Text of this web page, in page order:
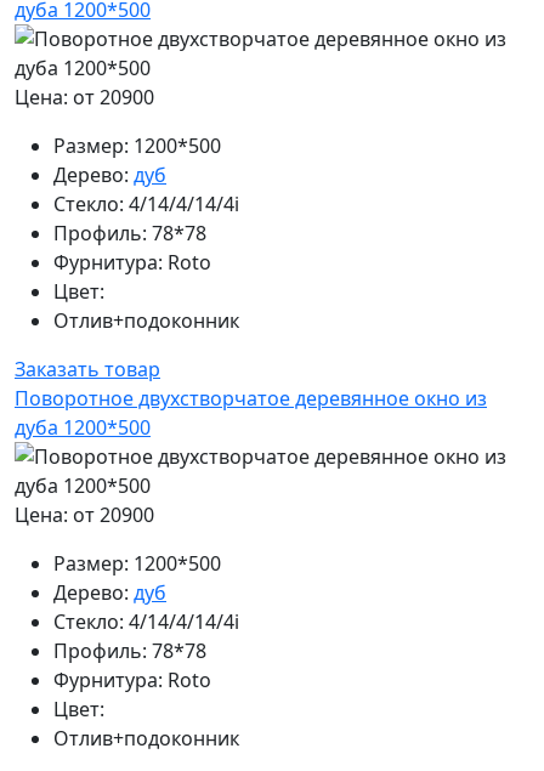
дуба 1200*500
Цена: от 20900
Размер: 1200*500
Дерево: дуб
Стекло: 4/14/4/14/4i
Профиль: 78*78
Фурнитура: Roto
Цвет:
Отлив+подоконник
Заказать товар
Поворотное двухстворчатое деревянное окно из
дуба 1200*500
Цена: от 20900
Размер: 1200*500
Дерево: дуб
Стекло: 4/14/4/14/4i
Профиль: 78*78
Фурнитура: Roto
Цвет:
Отлив+подоконник